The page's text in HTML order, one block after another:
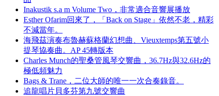
Inakustik s.a m Volume Two，非常適合音響展播放
Esther Ofarim回來了，「Back on Stage」依然不老，精彩
不減當年。
海飛茲演奏布魯赫蘇格蘭幻想曲、Vieuxtemps第五號小
提琴協奏曲。AP 45轉版本
Charles Munch的聖桑管風琴交響曲，36.7Hz與32.6Hz的
極低頻魅力
Bags & Trane，二位大師的唯一一次合奏錄音。
追龍唱片貝多芬第九號交響曲